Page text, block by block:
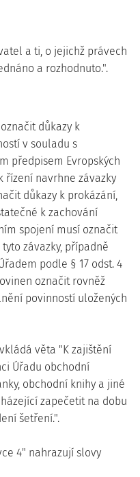
a ti, o jejichž právech
a rozhodnuto.".
důkazy k
v souladu s
předpisem Evropských
řízení navrhne závazky
důkazy k prokázání,
k zachování
spojení musí označit
závazky, případně
podle § 17 odst. 4
označit rovněž
povinností uložených
věta "K zajištění
Úřadu obchodní
obchodní knihy a jiné
zapečetit na dobu
šetření.".
4" nahrazují slovy